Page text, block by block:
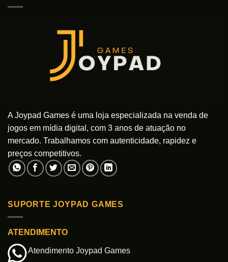
A Joypad Games é uma loja especializada na venda de
jogos em mídia digital, com 3 anos de atuação no
mercado. Trabalhamos com autenticidade, rapidez e
preços competitivos.
SUPORTE JOYPAD GAMES
ATENDIMENTO
Atendimento Joypad Games